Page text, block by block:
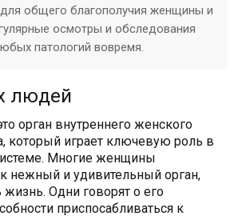
общего благополучия женщины и
осмотры и обследования
патологий вовремя.
людей
орган внутреннего женского
который играет ключевую роль в
Многие женщины
нежный и удивительный орган,
Одни говорят о его
приспосабливаться к